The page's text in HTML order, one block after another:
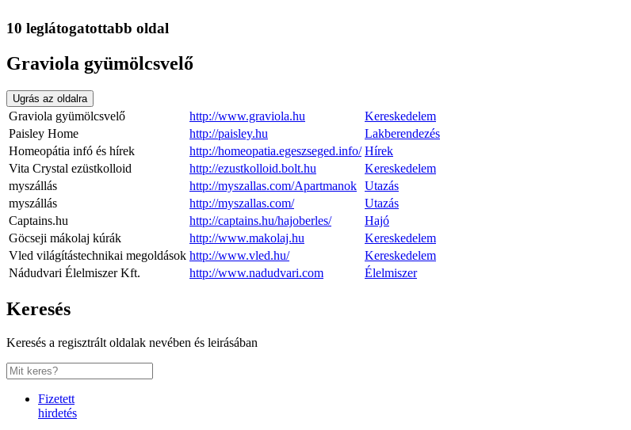
10 leglátogatottabb oldal
Graviola gyümölcsvelő
Ugrás az oldalra
Graviola gyümölcsvelő http://www.graviola.hu
Kereskedelem
Paisley Home
http://paisley.hu
Lakberendezés
Homeopátia infó és hírek
http://homeopatia.egeszseged.info/ Hírek
Vita Crystal ezüstkolloid
http://ezustkolloid.bolt.hu
Kereskedelem
myszállás
http://myszallas.com/Apartmanok Utazás
myszállás
http://myszallas.com/
Utazás
Captains.hu
http://captains.hu/hajoberles/
Hajó
Göcseji mákolaj kúrák
http://www.makolaj.hu
Kereskedelem
Vled világítástechnikai megoldások http://www.vled.hu/
Kereskedelem
Nádudvari Élelmiszer Kft.
http://www.nadudvari.com Élelmiszer
Keresés
Keresés a regisztrált oldalak nevében és leirásában
Fizetett
hirdetés